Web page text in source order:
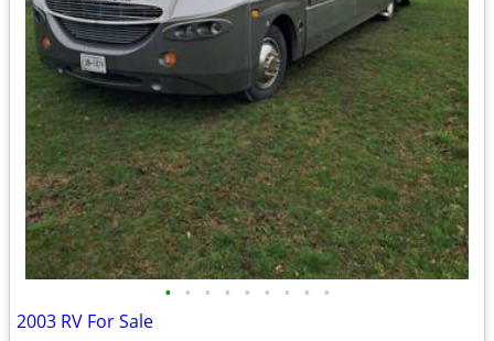
• • • • • • • • •
2003 RV For Sale